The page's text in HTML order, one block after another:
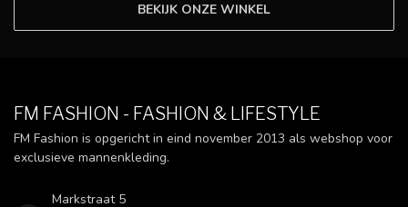
BEKIJK ONZE WINKEL
FM FASHION - FASHION & LIFESTYLE
FM Fashion is opgericht in eind november 2013 als webshop voor
exclusieve mannenkleding.
Markstraat 5